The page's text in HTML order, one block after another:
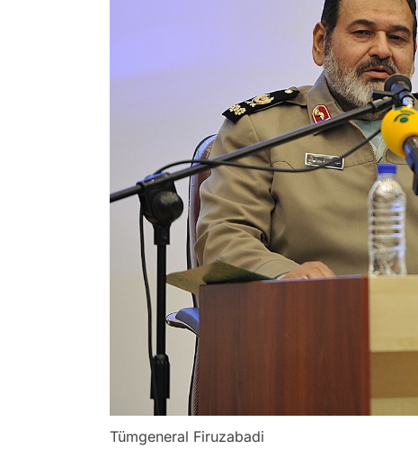
Tümgeneral Firuzabadi